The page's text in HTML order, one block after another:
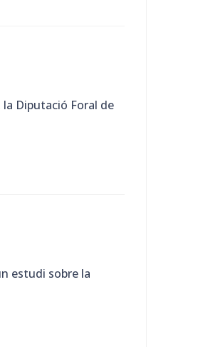
la Diputació Foral de
estudi sobre la